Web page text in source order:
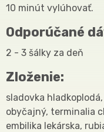
10 minút vylúhovať.
Odporúčané
2 - 3 šálky za deň
Zloženie:
sladovka
obyčajný, terminalia
embilika lekárska,